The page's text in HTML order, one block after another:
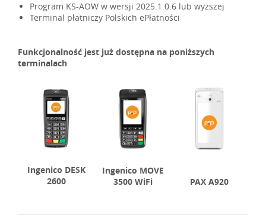
Program KS-AOW w wersji 2025.1.0.6 lub wyższej
Terminal płatniczy Polskich ePłatności
Funkcjonalność jest już dostępna na poniższych
terminalach
Ingenico DESK
2600
Ingenico MOVE
3500 WiFi
PAX A920